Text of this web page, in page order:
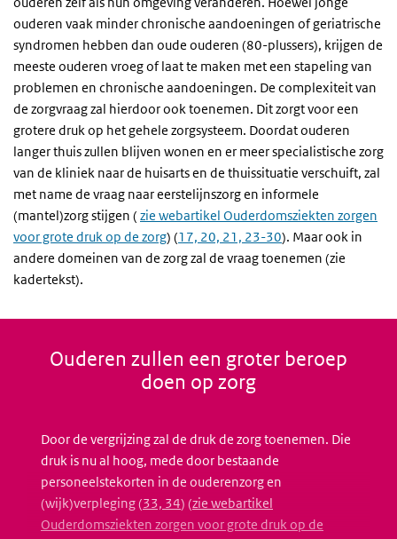
ouderen vaak minder chronische aandoeningen of geriatrische
syndromen hebben dan oude ouderen (80-plussers), krijgen de
meeste ouderen vroeg of laat te maken met een stapeling van
problemen en chronische aandoeningen. De complexiteit van
de zorgvraag zal hierdoor ook toenemen. Dit zorgt voor een
grotere druk op het gehele zorgsysteem. Doordat ouderen
langer thuis zullen blijven wonen en er meer specialistische zorg
van de kliniek naar de huisarts en de thuissituatie verschuift, zal
met name de vraag naar eerstelijnszorg en informele
(mantel)zorg stijgen ( zie webartikel Ouderdomsziekten zorgen
voor grote druk op de zorg) (17, 20, 21, 23-30). Maar ook in
andere domeinen van de zorg zal de vraag toenemen (zie
kadertekst).
Ouderen zullen een groter beroep
doen op zorg
Door de vergrijzing zal de druk de zorg toenemen. Die
druk is nu al hoog, mede door bestaande
personeelstekorten in de ouderenzorg en
(wijk)verpleging (33, 34) (zie webartikel
Ouderdomsziekten zorgen voor grote druk op de